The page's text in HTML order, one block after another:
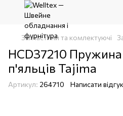
Запчастини та комлектуючі
HCD37210 Пружина
п'яльців Tajima
Артикул: 264710 Написати відгук